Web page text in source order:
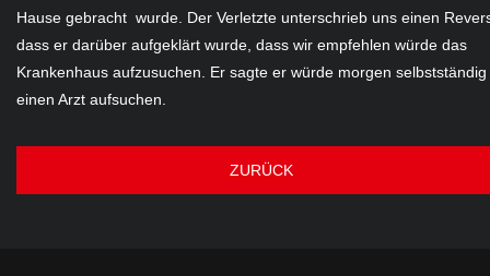
Hause gebracht wurde. Der Verletzte unterschrieb uns einen
dass er darüber aufgeklärt wurde, dass wir empfehlen würde das
Krankenhaus aufzusuchen. Er sagte er würde morgen selbstständig
einen Arzt aufsuchen.
ZURÜCK